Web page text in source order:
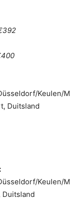
Keulen/
Duitsland
Keulen/